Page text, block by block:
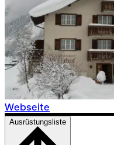
Webseite
Ausrüstungsliste